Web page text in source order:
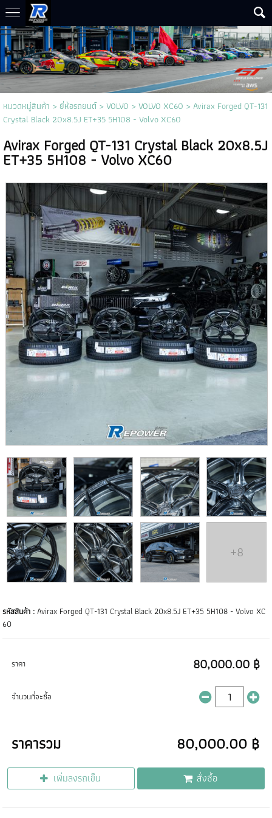
หมวดหมู่สินค้า >ยี่ห้อรถยนต์>VOLVO >VOLVO XC60 > Avirax Forged QT-131
Crystal Black 20x8.5J ET+35 5H108 - Volvo XC60
Avirax Forged QT-131 Crystal Black 20x8.5J
ET+35 5H108 - Volvo XC60
+8
รหัสสินค้า :Avirax Forged QT-131 Crystal Black 20x8.5J ET+35 5H108 - Volvo XC
60
ราคา 80,000.00 ฿
จำนวนที่จะซื้อ
ราคารวม 80,000.00 ฿
เพิ่มลงรถเข็น สั่งซื้อ